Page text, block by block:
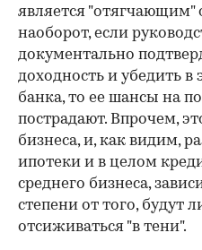
является "отягчающим"
наоборот, если
документально
доходность и убедить в
банка, то ее шансы на
пострадают. Впрочем,
бизнеса, и, как видим,
ипотеки и в целом
среднего бизнеса,
степени от того, будут
отсиживаться "в тени".